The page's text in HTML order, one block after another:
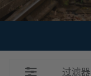
过滤器